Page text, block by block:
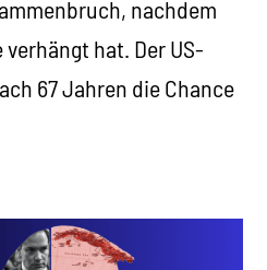
nachdem
hat. Der US-
67 Jahren die Chance